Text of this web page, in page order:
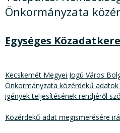
Önkormányzata
Egységes
Kecskemét Megyei Jogú Város
Önkormányzata közérdekű
igények teljesítésének rendjéről
Közérdekű adat megismerésére